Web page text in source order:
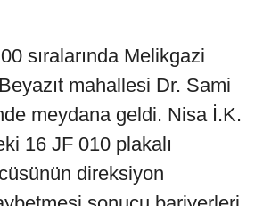
sıralarında Melikgazi
mahallesi Dr. Sami
meydana geldi. Nisa İ.K.
16 JF 010 plakalı
direksiyon